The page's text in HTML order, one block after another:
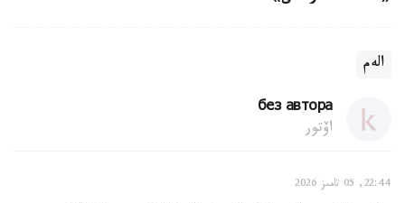
الەم
без автора
اۆتور
22:44, 05 تامىز 2026